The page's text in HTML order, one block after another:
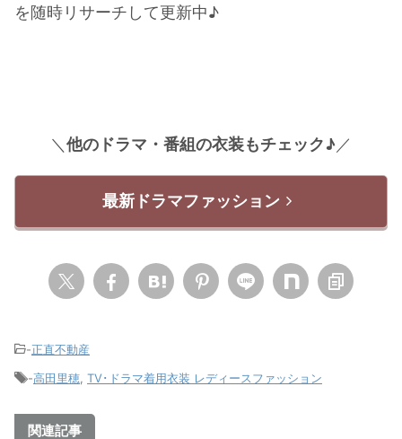
を随時リサーチして更新中♪
＼ 他のドラマ・番組の衣装もチェック♪ ／
最新ドラマファッション
-正直不動産
-高田里穂 TV･ドラマ着用衣装 レディースファッション
関連記事